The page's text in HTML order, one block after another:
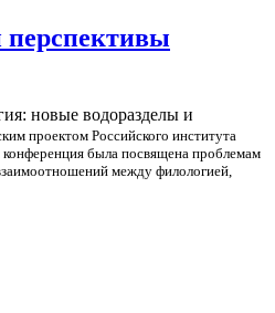
перспективы
новые водоразделы и
проектом Российского института
конференция была посвящена проблемам
между филологией,